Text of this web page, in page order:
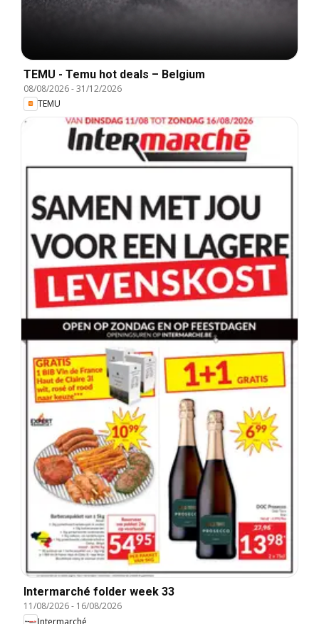
TEMU - Temu hot deals – Belgium
08/08/2026-31/12/2026
TEMU
Intermarché folder week 33
11/08/2026- 16/08/2026
Intermarché